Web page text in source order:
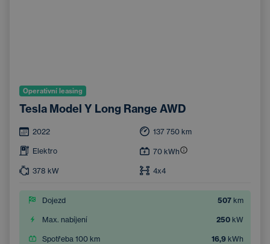
Operativní leasing
Tesla Model Y Long Range AWD
2022 137 750 km
Elektro 70 kWh
378 kW 4x4
Dojezd 507 km
Max. nabíjení 250 kW
Spotřeba 100 km 16,9 kWh